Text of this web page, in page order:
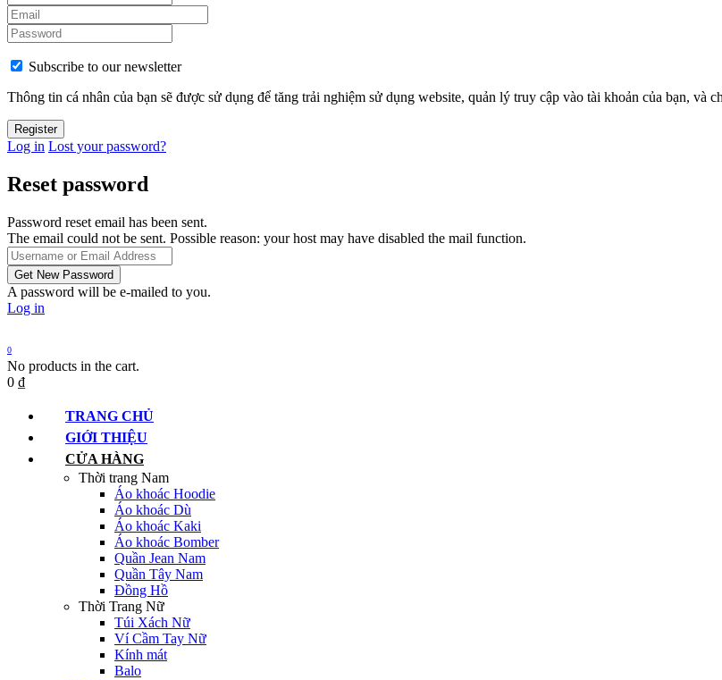
Subscribe to our newsletter
Thông tin cá nhân của bạn sẽ được sử dụng để tăng trải nghiệm sử dụng website, quản lý truy cập vào tài khoản của bạn, và
Log in Lost your password?
Reset password
Password reset email has been sent.
The email could not be sent. Possible reason: your host may have disabled the mail function.
A password will be e-mailed to you.
Log in
0
No products in the cart.
0 ₫
TRANG CHỦ
GIỚI THIỆU
CỬA HÀNG
Thời trang Nam
Áo khoác Hoodie
Áo khoác Dù
Áo khoác Kaki
Áo khoác Bomber
Quần Jean Nam
Quần Tây Nam
Đồng Hồ
Thời Trang Nữ
Túi Xách Nữ
Ví Cầm Tay Nữ
Kính mát
Balo